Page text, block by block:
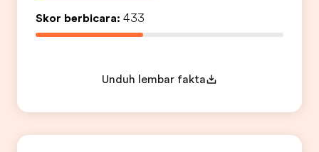
Skor berbicara: 433
Unduh lembar fakta